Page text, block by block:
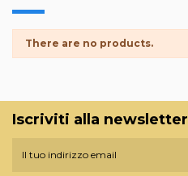
There are no products.
Iscriviti alla newsletter